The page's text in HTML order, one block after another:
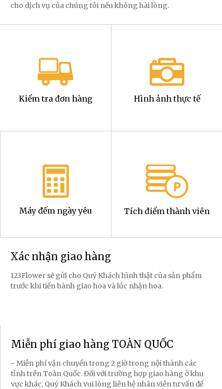
cho dịch vụ của chúng tôi nếu không hài lòng.
Kiểm tra đơn hàng Hình ảnh thực tế
Máy đếm ngày yêu Tích điểm thành viên
Xác nhận giao hàng
123Flower sẽ gửi cho Quý Khách hình thật của sản phẩm
trước khi tiến hành giao hoa và lúc nhận hoa.
Miễn phí giao hàng TOÀN QUỐC
- Miễn phí vận chuyển trong 2 giờ trong nội thành các
tỉnh trên Toàn Quốc. Đối với trường hợp giao hàng ở khu
vực khác, Quý Khách vui lòng liên hệ nhân viên tư vấn để